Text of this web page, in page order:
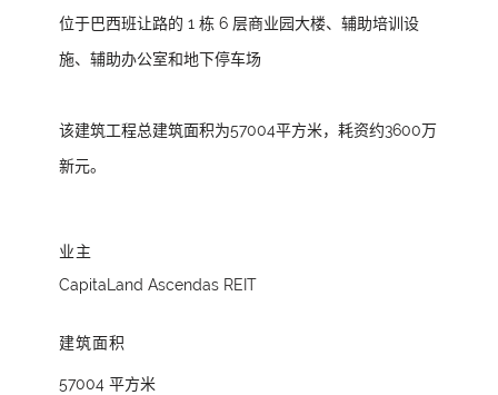
位于巴西班让路的 1 栋 6 层商业园大楼、辅助培训设
施、辅助办公室和地下停车场
该建筑工程总建筑面积为57004平方米，耗资约3600万
新元。
业主
CapitaLand Ascendas REIT
建筑面积
57004 平方米